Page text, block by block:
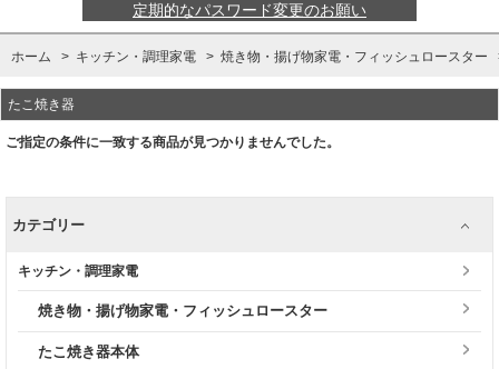
定期的なパスワード変更のお願い
ホーム > キッチン・調理家電 > 焼き物・揚げ物家電・フィッシュロースター
たこ焼き器
ご指定の条件に一致する商品が見つかりませんでした。
カテゴリー
キッチン・調理家電
焼き物・揚げ物家電・フィッシュロースター
たこ焼き器本体